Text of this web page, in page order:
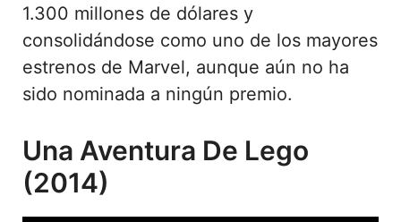
1.300 millones de dólares y
consolidándose como uno de los mayores
estrenos de Marvel, aunque aún no ha
sido nominada a ningún premio.
Una Aventura De Lego
(2014)